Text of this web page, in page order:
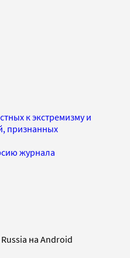
к экстремизму и
признанных
журнала
на Android